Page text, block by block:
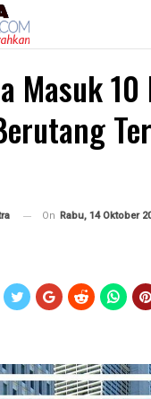
Masuk 10
On Rabu, 14 Oktober